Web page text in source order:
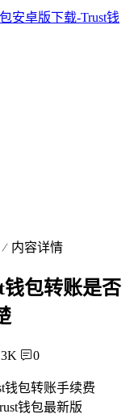
内容详情
包转账是否
0
钱包转账手续费
钱包最新版